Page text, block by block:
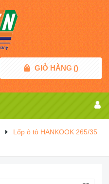
GIỎ HÀNG ()
Lốp ô tô HANKOOK 265/35